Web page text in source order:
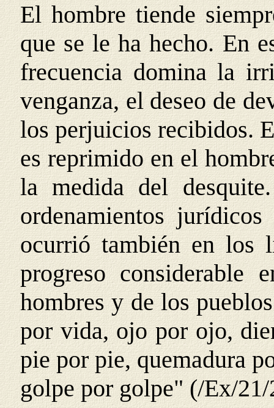
El hombre tiende
que se le ha hecho. En
frecuencia domina la
venganza, el deseo de
los perjuicios recibidos.
es reprimido en el
la medida del
ordenamientos
ocurrió también en los
progreso considerable
hombres y de los
por vida, ojo por ojo,
pie por pie, quemadura
golpe por golpe" (/Ex/